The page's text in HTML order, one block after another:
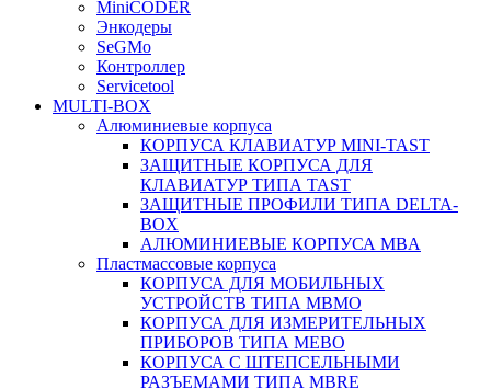
MiniCODER
Энкодеры
SeGMo
Контроллер
Servicetool
MULTI-BOX
Алюминиевые корпуса
КОРПУСА КЛАВИАТУР MINI-TAST
ЗАЩИТНЫЕ КОРПУСА ДЛЯ
КЛАВИАТУР ТИПА TAST
ЗАЩИТНЫЕ ПРОФИЛИ ТИПА DELTA-
BOX
АЛЮМИНИЕВЫЕ КОРПУСА MBA
Пластмассовые корпуса
КОРПУСА ДЛЯ МОБИЛЬНЫХ
УСТРОЙСТВ ТИПА MBMO
КОРПУСА ДЛЯ ИЗМЕРИТЕЛЬНЫХ
ПРИБОРОВ ТИПА MEBO
КОРПУСА С ШТЕПСЕЛЬНЫМИ
РАЗЪЕМАМИ ТИПА MBRE